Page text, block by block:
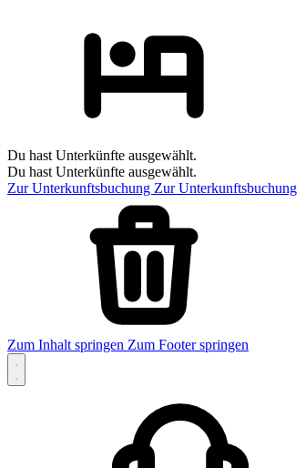
Du hast Unterkünfte ausgewählt.
Du hast Unterkünfte ausgewählt.
Zur Unterkunftsbuchung Zur Unterkunftsbuchung
Zum Inhalt springen Zum Footer springen